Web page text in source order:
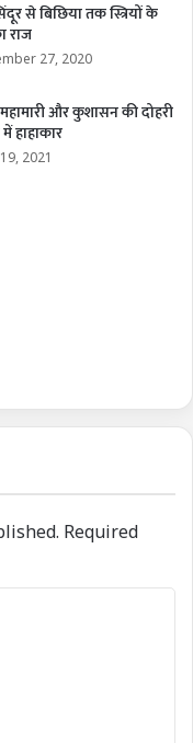
से बिछिया तक स्त्रियों के
राज
27, 2020
और कुशासन की दोहरी
हाहाकार
2021
Required